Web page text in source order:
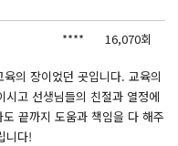
**** 16,070회
의 장이었던 곳입니다. 교육의
고 선생님들의 친절과 열정에
끝까지 도움과 책임을 다 해주
니다!
레빗(REVIT))실무자 양성과정
원